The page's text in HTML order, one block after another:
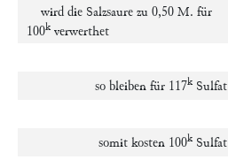
wird die Salzsaure zu 0,50 M. für
100k verwerthet
so bleiben für 117k Sulfat
somit kosten 100k Sulfat